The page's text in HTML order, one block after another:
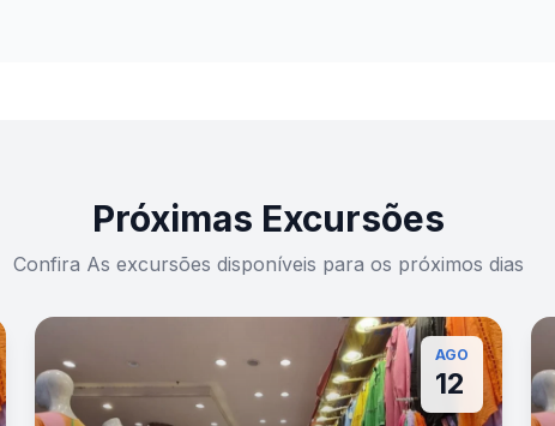
Próximas Excursões
Confira As excursões disponíveis para os próximos dias
AGO
12